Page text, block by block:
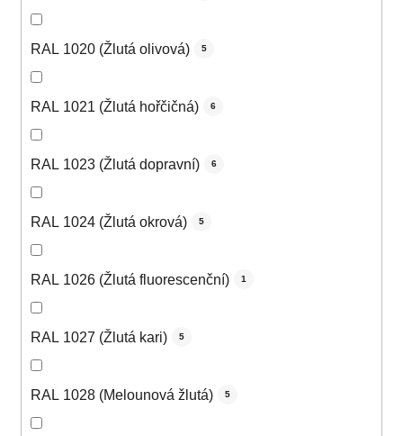
RAL 1020 (Žlutá olivová) 5
RAL 1021 (Žlutá hořčičná) 6
RAL 1023 (Žlutá dopravní) 6
RAL 1024 (Žlutá okrová) 5
RAL 1026 (Žlutá fluorescenční) 1
RAL 1027 (Žlutá kari) 5
RAL 1028 (Melounová žlutá) 5